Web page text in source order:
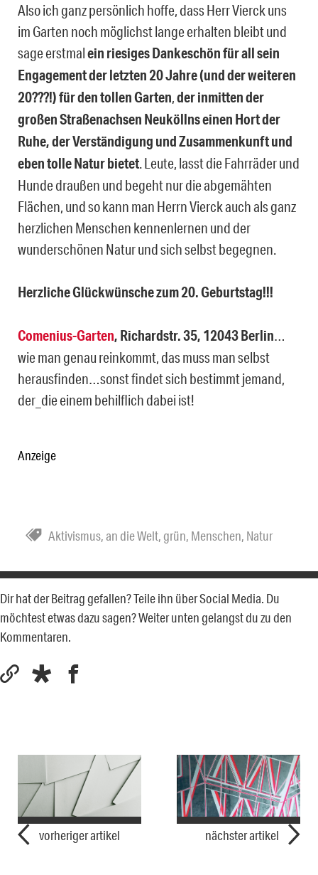
Also ich ganz persönlich hoffe, dass Herr Vierck uns
im Garten noch möglichst lange erhalten bleibt und
sage erstmalein riesiges Dankeschön für all sein
Engagement der letzten 20 Jahre (und der weiteren
20???!) für den tollen Garten,der inmitten der
großen Straßenachsen Neuköllns einen Hort der
Ruhe, der Verständigung und Zusammenkunft und
eben tolle Natur bietet. Leute, lasst die Fahrräder und
Hunde draußen und begeht nur die abgemähten
Flächen, und so kann man Herrn Vierck auch als ganz
herzlichen Menschen kennenlernen und der
wunderschönen Natur und sich selbst begegnen.
Herzliche Glückwünsche zum 20. Geburtstag!!!
Comenius-Garten, Richardstr. 35, 12043 Berlin…
wie man genau reinkommt, das muss man selbst
herausfinden…sonst findet sich bestimmt jemand,
der_die einem behilflich dabei ist!
Anzeige
Aktivismus,an die Welt, grün, Menschen, Natur
Dir hat der Beitrag gefallen? Teile ihn über Social Media. Du
möchtest etwas dazu sagen? Weiter unten gelangst du zu den
Kommentaren.
vorheriger artikel nächster artikel